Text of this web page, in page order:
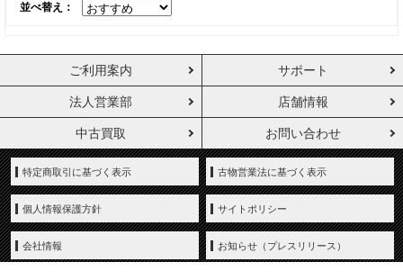
並べ替え：
ご利用案内 サポート
法人営業部 店舗情報
中古買取 お問い合わせ
特定商取引に基づく表示 古物営業法に基づく表示
個人情報保護方針 サイトポリシー
会社情報 お知らせ（プレスリリース）